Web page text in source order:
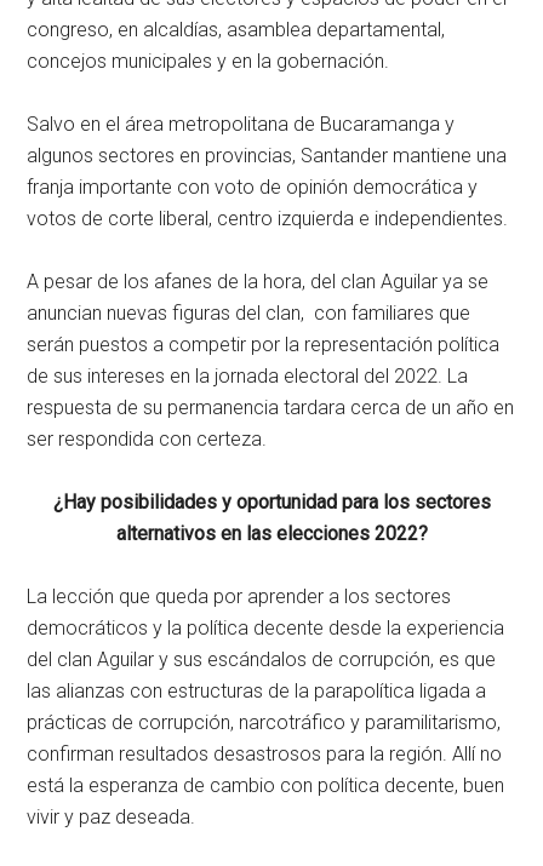
congreso, en alcaldías, asamblea departamental,
concejos municipales y en la gobernación.
Salvo en el área metropolitana de Bucaramanga y
algunos sectores en provincias, Santander mantiene una
franja importante con voto de opinión democrática y
votos de corte liberal, centro izquierda e independientes.
A pesar de los afanes de la hora, del clan Aguilar ya se
anuncian nuevas figuras del clan, con familiares que
serán puestos a competir por la representación política
de sus intereses en la jornada electoral del 2022. La
respuesta de su permanencia tardara cerca de un año en
ser respondida con certeza.
¿Hay posibilidades y oportunidad para los sectores
alternativos en las elecciones 2022?
La lección que queda por aprender a los sectores
democráticos y la política decente desde la experiencia
del clan Aguilar y sus escándalos de corrupción, es que
las alianzas con estructuras de la parapolítica ligada a
prácticas de corrupción, narcotráfico y paramilitarismo,
confirman resultados desastrosos para la región. Allí no
está la esperanza de cambio con política decente, buen
vivir y paz deseada.